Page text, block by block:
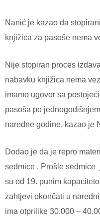
Nanić je kazao da
knjižica za pasoše nema
Nije stopiran proces
nabavku knjižica nema
imamo ugovor sa
pasoša po
naredne godine, kazao je
Dodao je da je repro
sedmice . Prošle sedmice
su od 19. punim
zahtjevi okončati u
ima otprilike 30.000 –